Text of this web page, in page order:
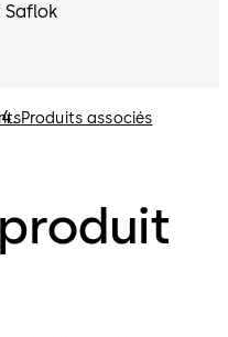
Produits associés